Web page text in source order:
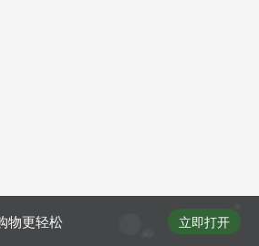
物更轻松 立即打开